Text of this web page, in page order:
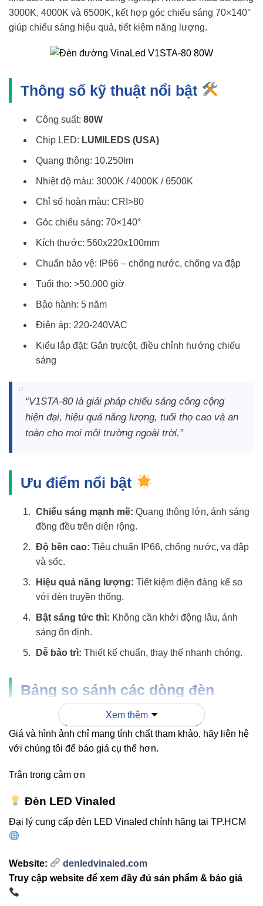
3000K, 4000K và 6500K, kết hợp góc chiếu sáng 70×140°
giúp chiếu sáng hiệu quả, tiết kiệm năng lượng.
Thông số kỹ thuật nổi bật
Công suất: 80W
Chip LED: LUMILEDS (USA)
Quang thông: 10.250lm
Nhiệt độ màu: 3000K / 4000K / 6500K
Chỉ số hoàn màu: CRI>80
Góc chiếu sáng: 70×140°
Kích thước: 560x220x100mm
Chuẩn bảo vệ: IP66 – chống nước, chống va đập
Tuổi thọ: >50.000 giờ
Bảo hành: 5 năm
Điện áp: 220-240VAC
Kiểu lắp đặt: Gắn trụ/cột, điều chỉnh hướng chiếu
sáng
“V1STA-80 là giải pháp chiếu sáng công cộng
hiện đại, hiệu quả năng lượng, tuổi thọ cao và an
toàn cho mọi môi trường ngoài trời.”
Ưu điểm nổi bật
Chiếu sáng mạnh mẽ: Quang thông lớn, ánh sáng
đồng đều trên diện rộng.
Độ bền cao: Tiêu chuẩn IP66, chống nước, va đập
và sốc.
Hiệu quả năng lượng: Tiết kiệm điện đáng kể so
với đèn truyền thống.
Bật sáng tức thì: Không cần khởi động lâu, ánh
sáng ổn định.
Dễ bảo trì: Thiết kế chuẩn, thay thế nhanh chóng.
Bảng so sánh các dòng đèn
đường VinaLed
ĐẶC
V1STF-60
V1STA-80 80W
suất
Nhiệt
3000K /
Xem thêm
Giá và hình ảnh chỉ mang tính chất tham khảo, hãy liên hệ
với chúng tôi để báo giá cụ thể hơn.
Trân trọng cảm ơn
Đèn LED Vinaled
Đại lý cung cấp đèn LED Vinaled chính hãng tại TP.HCM
Website:
denledvinaled.com
Truy cập website để xem đầy đủ sản phẩm & báo giá